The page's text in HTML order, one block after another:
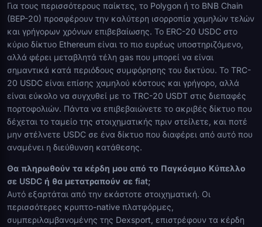
Για τους περισσότερους παίκτες, το Polygon ή το BNB Chain
(BEP-20) προσφέρουν την καλύτερη ισορροπία χαμηλών τελών
και γρήγορων χρόνων επιβεβαίωσης. Το ERC-20 USDC στο
κύριο δίκτυο Ethereum είναι το πιο ευρέως υποστηριζόμενο,
αλλά φέρει μεταβλητά τέλη gas που μπορεί να είναι
σημαντικά κατά περιόδους συμφόρησης του δικτύου. Το TRC-
20 USDC είναι επίσης χαμηλού κόστους και γρήγορο, αλλά
είναι εύκολο να συγχυθεί με το TRC-20 USDT στις διεπαφές
πορτοφολιών. Πάντα να επιβεβαιώνετε το ακριβές δίκτυο που
δέχεται το ταμείο της στοιχηματικής πριν στείλετε, και ποτέ
μην στέλνετε USDC σε ένα δίκτυο που διαφέρει από αυτό που
αναμένει η διεύθυνση κατάθεσης.
Θα πληρωθούν τα κέρδη μου από το Παγκόσμιο Κύπελλο
σε USDC ή θα μετατραπούν σε fiat;
Αυτό εξαρτάται από την εκάστοτε στοιχηματική. Οι
περισσότερες κρυπτο-native πλατφόρμες,
συμπεριλαμβανομένης της Dexsport, επιστρέφουν τα κέρδη